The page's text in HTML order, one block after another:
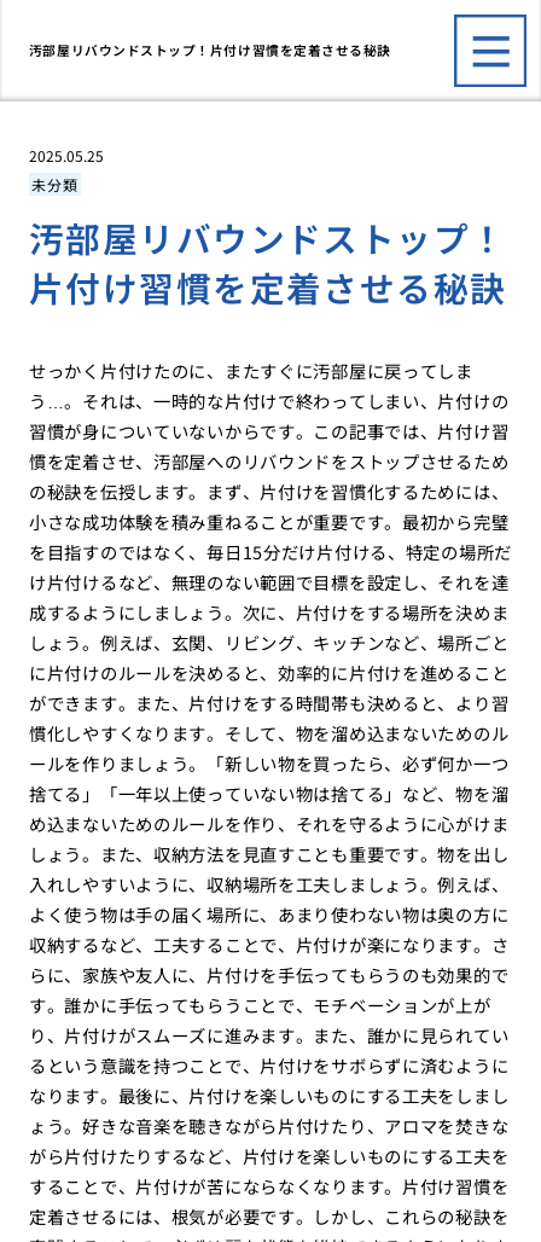
汚部屋リバウンドストップ！片付け習慣を定着させる秘訣
2025.05.25
未分類
汚部屋リバウンドストップ！
片付け習慣を定着させる秘訣
せっかく片付けたのに、またすぐに汚部屋に戻ってしま
う…。それは、一時的な片付けで終わってしまい、片付けの
習慣が身についていないからです。この記事では、片付け習
慣を定着させ、汚部屋へのリバウンドをストップさせるため
の秘訣を伝授します。まず、片付けを習慣化するためには、
小さな成功体験を積み重ねることが重要です。最初から完璧
を目指すのではなく、毎日15分だけ片付ける、特定の場所だ
け片付けるなど、無理のない範囲で目標を設定し、それを達
成するようにしましょう。次に、片付けをする場所を決めま
しょう。例えば、玄関、リビング、キッチンなど、場所ごと
に片付けのルールを決めると、効率的に片付けを進めること
ができます。また、片付けをする時間帯も決めると、より習
慣化しやすくなります。そして、物を溜め込まないためのル
ールを作りましょう。「新しい物を買ったら、必ず何か一つ
捨てる」「一年以上使っていない物は捨てる」など、物を溜
め込まないためのルールを作り、それを守るように心がけま
しょう。また、収納方法を見直すことも重要です。物を出し
入れしやすいように、収納場所を工夫しましょう。例えば、
よく使う物は手の届く場所に、あまり使わない物は奥の方に
収納するなど、工夫することで、片付けが楽になります。さ
らに、家族や友人に、片付けを手伝ってもらうのも効果的で
す。誰かに手伝ってもらうことで、モチベーションが上が
り、片付けがスムーズに進みます。また、誰かに見られてい
るという意識を持つことで、片付けをサボらずに済むように
なります。最後に、片付けを楽しいものにする工夫をしまし
ょう。好きな音楽を聴きながら片付けたり、アロマを焚きな
がら片付けたりするなど、片付けを楽しいものにする工夫を
することで、片付けが苦にならなくなります。片付け習慣を
定着させるには、根気が必要です。しかし、これらの秘訣を